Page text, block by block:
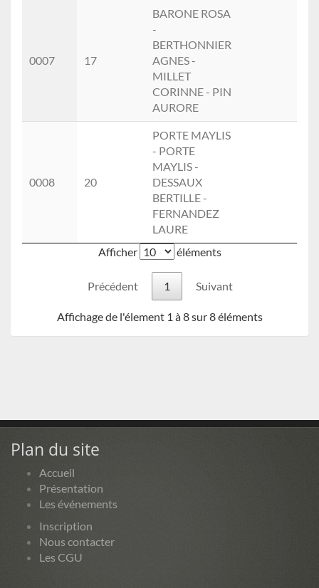
0007 17
BARONE ROSA
-
BERTHONNIER
AGNES -
MILLET
CORINNE - PIN
AURORE
0008 20
PORTE MAYLIS
- PORTE
MAYLIS -
DESSAUX
BERTILLE -
FERNANDEZ
LAURE
Afficher éléments
Précédent 1 Suivant
Affichage de l'élement 1 à 8 sur 8 éléments
Plan du site
Accueil
Présentation
Les événements
Inscription
Nous contacter
Les CGU